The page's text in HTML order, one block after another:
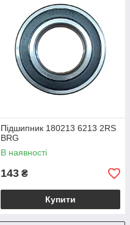
Підшипник 180213 6213 2RS
BRG
В наявності
143 ₴
Купити